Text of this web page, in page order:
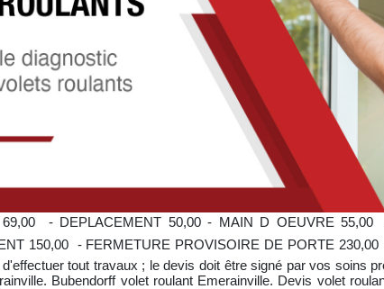
 - DEPLACEMENT 50,00 - MAIN D OEUVRE 55,00
150,00  - FERMETURE PROVISOIRE DE PORTE 230,00
tout travaux ; le devis doit être signé par vos soins
Bubendorff volet roulant Emerainville. Devis volet